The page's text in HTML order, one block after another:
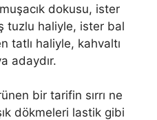
dokusu, ister
tuzlu haliyle, ister bal
tatlı haliyle, kahvaltı
adaydır.
bir tarifin sırrı ne
dökmeleri lastik gibi